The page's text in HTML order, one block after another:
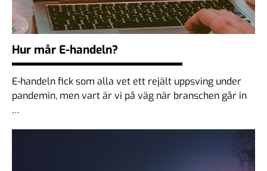
Hur mår E-handeln?
E-handeln fick som alla vet ett rejält uppsving under
pandemin, men vart är vi på väg när branschen går in
…